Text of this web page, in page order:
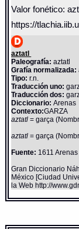
Valor fonético:
https://
aztatl
Paleografía: aztatl
Grafía normalizada:
Tipo: r.n.
Traducción uno:
Traducción dos:
Diccionario:Arenas
Contexto:GARZA
aztatl= garça
aztatl= garça
Fuente: 1611 Arenas
Gran Diccionario
México [Ciudad
la Web http://